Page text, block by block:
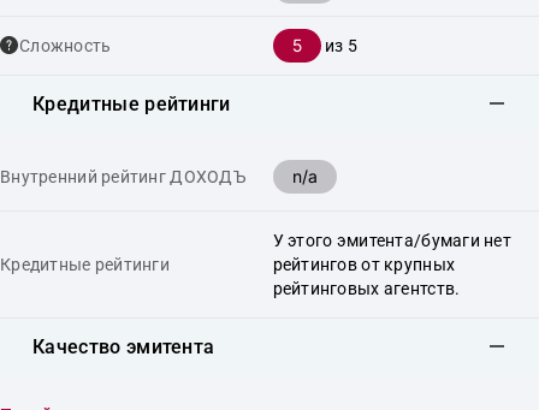
Сложность 5 из 5
Кредитные рейтинги
Внутренний рейтинг ДОХОДЪ n/a
Кредитные рейтинги
У этого эмитента/бумаги нет
рейтингов от крупных
рейтинговых агентств.
Качество эмитента